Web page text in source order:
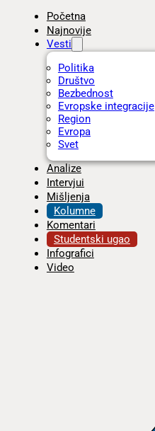
Početna
Najnovije
Vesti
Politika
Društvo
Bezbednost
Evropske integracije
Region
Evropa
Svet
Analize
Intervjui
Mišljenja
Kolumne
Komentari
Studentski ugao
Infografici
Video